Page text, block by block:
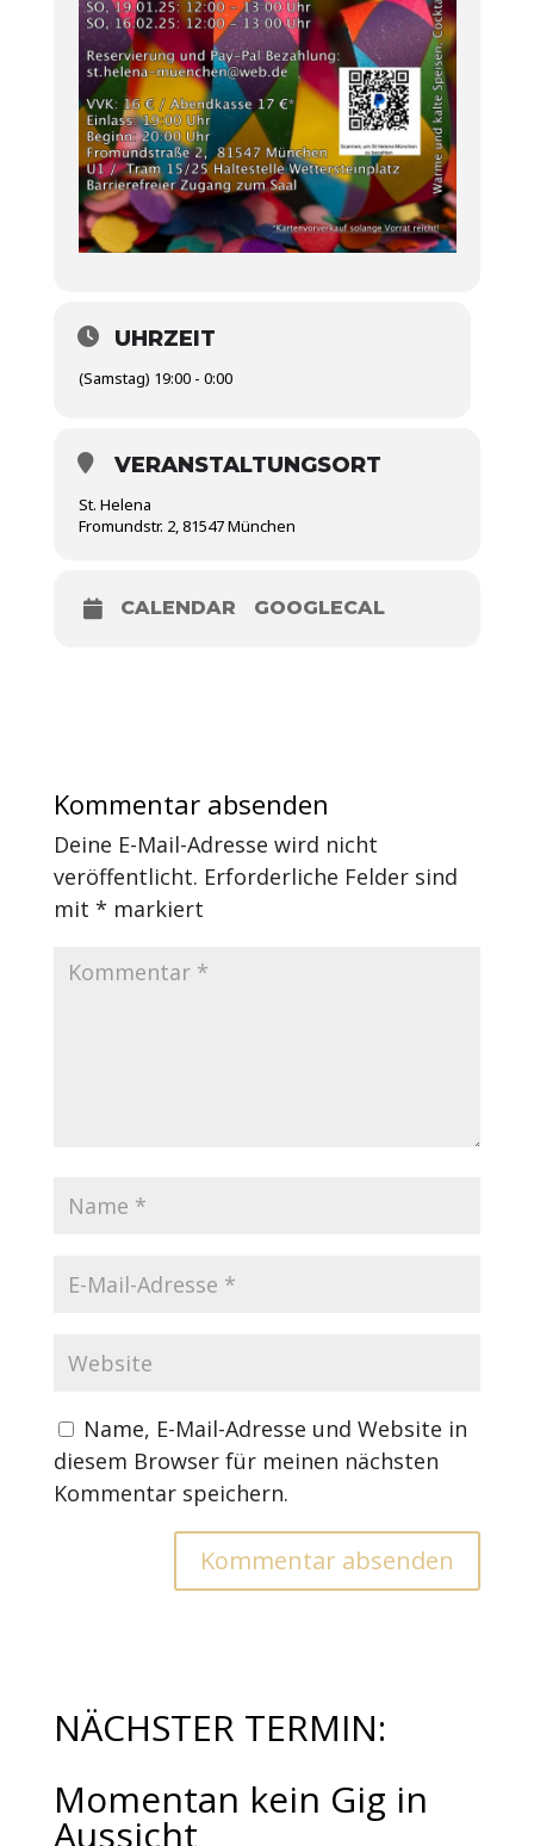
UHRZEIT
(Samstag) 19:00 - 0:00
VERANSTALTUNGSORT
St. Helena
Fromundstr. 2, 81547 München
CALENDAR GOOGLECAL
Kommentar absenden
Deine E-Mail-Adresse wird nicht
veröffentlicht. Erforderliche Felder sind
mit * markiert
Name, E-Mail-Adresse und Website in
diesem Browser für meinen nächsten
Kommentar speichern.
NÄCHSTER TERMIN:
Momentan kein Gig in
Aussicht